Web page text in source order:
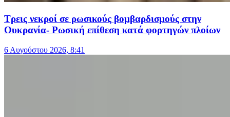
Τρεις νεκροί σε ρωσικούς βομβαρδισμούς στην
Ουκρανία- Ρωσική επίθεση κατά φορτηγών πλοίων
6 Αυγούστου 2026, 8:41